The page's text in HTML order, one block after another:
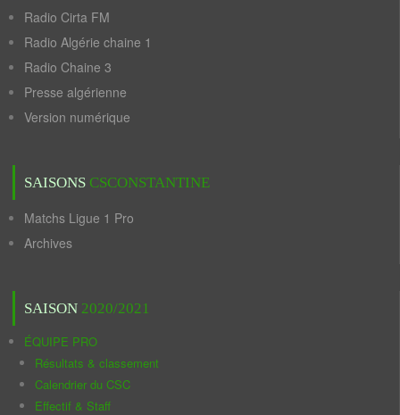
Radio Cirta FM
Radio Algérie chaine 1
Radio Chaine 3
Presse algérienne
Version numérique
SAISONS CSCONSTANTINE
Matchs Ligue 1 Pro
Archives
SAISON 2020/2021
ÉQUIPE PRO
Résultats & classement
Calendrier du CSC
Effectif & Staff